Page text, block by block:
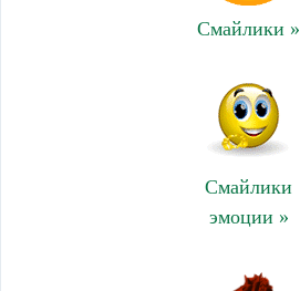
Смайлики »
Смайлики
эмоции »